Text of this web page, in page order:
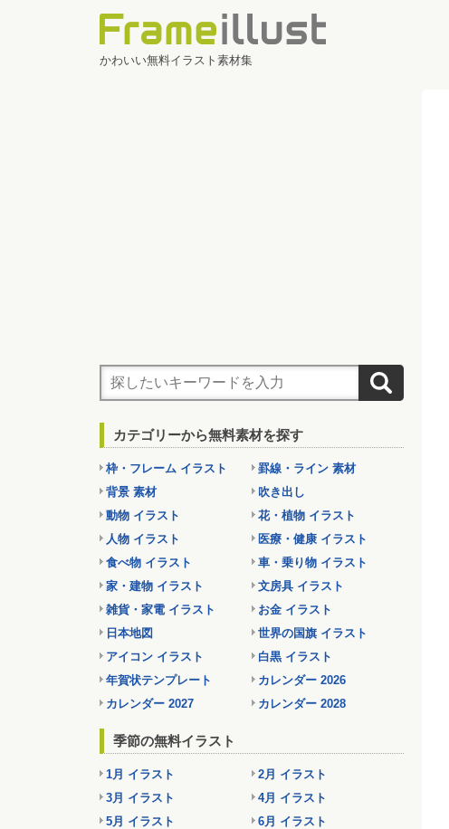
かわいい無料イラスト素材集
カテゴリーから無料素材を探す
枠・フレーム イラスト
罫線・ライン 素材
背景 素材
吹き出し
動物 イラスト
花・植物 イラスト
人物 イラスト
医療・健康 イラスト
食べ物 イラスト
車・乗り物 イラスト
家・建物 イラスト
文房具 イラスト
雑貨・家電 イラスト
お金 イラスト
日本地図
世界の国旗 イラスト
アイコン イラスト
白黒 イラスト
年賀状テンプレート
カレンダー 2026
カレンダー 2027
カレンダー 2028
季節の無料イラスト
1月 イラスト
2月 イラスト
3月 イラスト
4月 イラスト
5月 イラスト
6月 イラスト